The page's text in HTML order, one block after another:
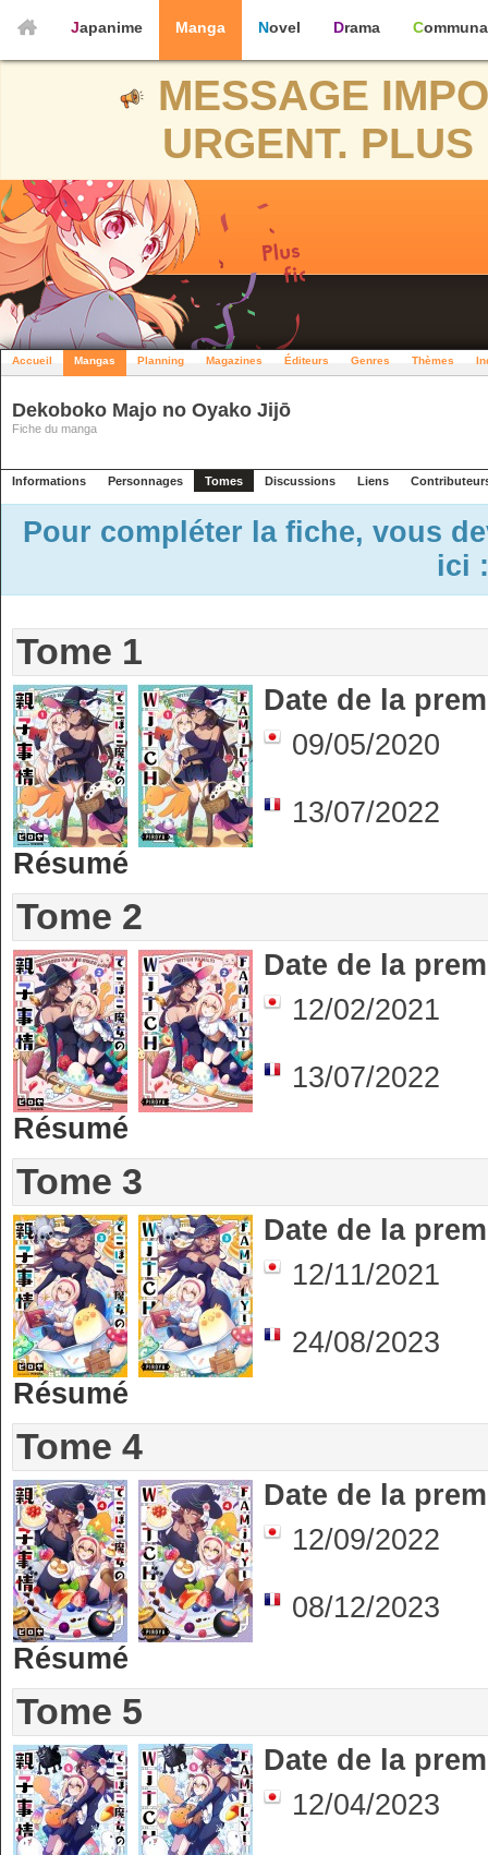
Japanime Manga Novel Drama
MESSAGE
URGENT.
Accueil Mangas Planning Magazines Éditeurs Genres Thèmes
Dekoboko Majo no Oyako Jijō
Fiche du manga
Informations Personnages Tomes Discussions Liens
Pour compléter la fiche, vous
ici
Tome 1
Date de la
09/05/2020
13/07/2022
Résumé
Tome 2
Date de la
12/02/2021
13/07/2022
Résumé
Tome 3
Date de la
12/11/2021
24/08/2023
Résumé
Tome 4
Date de la
12/09/2022
08/12/2023
Résumé
Tome 5
Date de la
12/04/2023